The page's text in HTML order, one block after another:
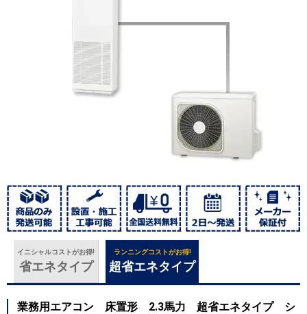
イニシャルコストがお得!
省エネタイプ
ランニングコストがお得!
超省エネタイプ
業務用エアコン 床置形 2.3馬力 超省エネタイプ シ